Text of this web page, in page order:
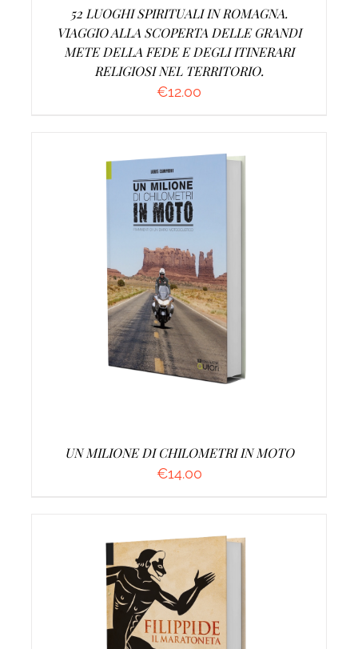
52 LUOGHI SPIRITUALI IN ROMAGNA.
VIAGGIO ALLA SCOPERTA DELLE GRANDI
METE DELLA FEDE E DEGLI ITINERARI
RELIGIOSI NEL TERRITORIO.
€12.00
AGGIUNGI AL CARRELLO /
UN MILIONE DI CHILOMETRI IN MOTO
€14.00